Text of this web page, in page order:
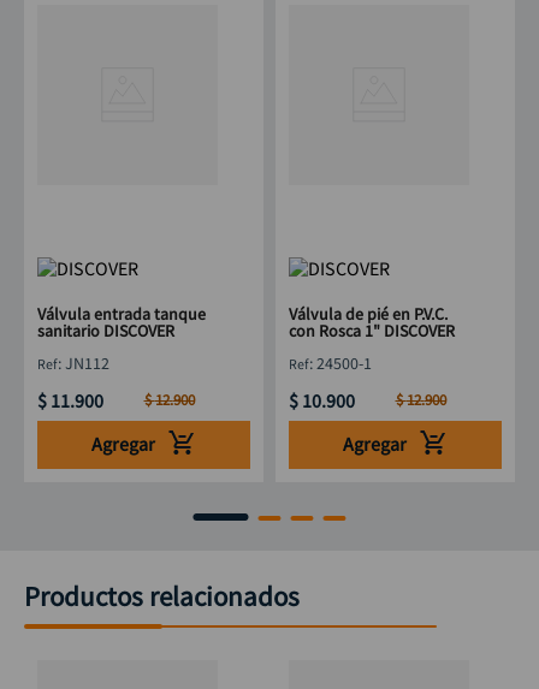
Válvula entrada tanque
sanitario DISCOVER
:JN112
$ 11.900 $12.900
Agregar
Válvula de pié en P.V.C.
con Rosca 1" DISCOVER
:24500-1
$ 10.900 $12.900
Agregar
Productos relacionados